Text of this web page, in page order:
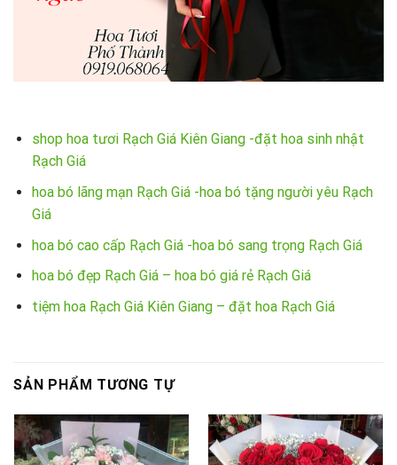
shop hoa tươi Rạch Giá Kiên Giang -đặt hoa sinh nhật
Rạch Giá
hoa bó lãng mạn Rạch Giá -hoa bó tặng người yêu Rạch
Giá
hoa bó cao cấp Rạch Giá -hoa bó sang trọng Rạch Giá
hoa bó đẹp Rạch Giá – hoa bó giá rẻ Rạch Giá
tiệm hoa Rạch Giá Kiên Giang – đặt hoa Rạch Giá
SẢN PHẨM TƯƠNG TỰ